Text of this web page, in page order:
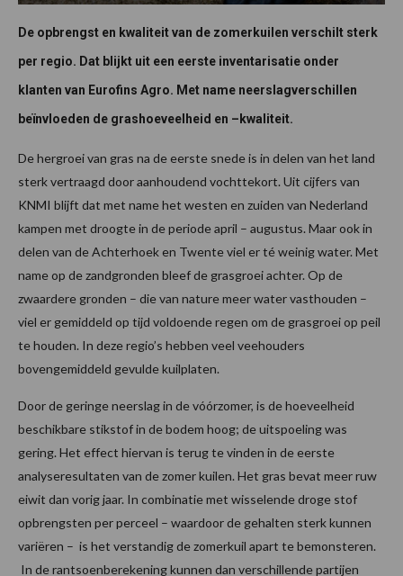
De opbrengst en kwaliteit van de zomerkuilen verschilt sterk
per regio. Dat blijkt uit een eerste inventarisatie onder
klanten van Eurofins Agro. Met name neerslagverschillen
beïnvloeden de grashoeveelheid en –kwaliteit.
De hergroei van gras na de eerste snede is in delen van het land
sterk vertraagd door aanhoudend vochttekort. Uit cijfers van
KNMI blijft dat met name het westen en zuiden van Nederland
kampen met droogte in de periode april – augustus. Maar ook in
delen van de Achterhoek en Twente viel er té weinig water. Met
name op de zandgronden bleef de grasgroei achter. Op de
zwaardere gronden – die van nature meer water vasthouden –
viel er gemiddeld op tijd voldoende regen om de grasgroei op peil
te houden. In deze regio’s hebben veel veehouders
bovengemiddeld gevulde kuilplaten.
Door de geringe neerslag in de vóórzomer, is de hoeveelheid
beschikbare stikstof in de bodem hoog; de uitspoeling was
gering. Het effect hiervan is terug te vinden in de eerste
analyseresultaten van de zomer kuilen. Het gras bevat meer ruw
eiwit dan vorig jaar. In combinatie met wisselende droge stof
opbrengsten per perceel – waardoor de gehalten sterk kunnen
variëren – is het verstandig de zomerkuil apart te bemonsteren.
In de rantsoenberekening kunnen dan verschillende partijen